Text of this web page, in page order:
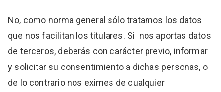
No, como norma general sólo tratamos los datos
que nos facilitan los titulares. Si nos aportas datos
de terceros, deberás con carácter previo, informar
y solicitar su consentimiento a dichas personas, o
de lo contrario nos eximes de cualquier